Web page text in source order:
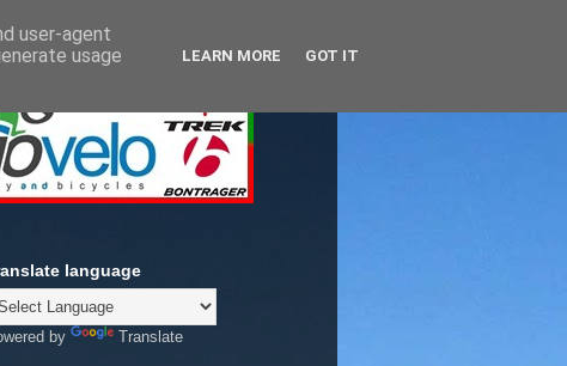
language
by Translate
user-agent
usage
LEARN MORE GOT IT